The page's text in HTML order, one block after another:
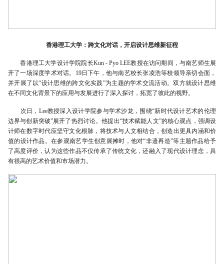
香港理工大学：跨文化对话，开启设计思维新征程
香港理工大学设计学院院长Kun - Pyo LEE教授在访问期间，与南艺师生展
开了一场深度学术对话。19日下午，他与南艺校长张凌浩等校领导亲切会面，
并开展了以“设计思维的跨文化实践”为主题的学术交流活动。双方就设计思维
在不同文化背景下的应用与发展进行了深入探讨，拓宽了彼此的视野。
次日，Lee教授深入设计学院参与学术沙龙，围绕“新时代设计艺术的伦理
边界与创新突破”展开了热烈讨论。他提出“技术赋能人文”的核心观点，强调设
计师在数字时代应坚守文化根脉，将技术与人文相结合，创造出更具内涵和价
值的设计作品。在参观南艺学生创意展摊时，他对“非遗再造”等主题作品给予
了高度评价，认为这些作品不仅传承了传统文化，还融入了现代设计理念，具
有很高的艺术价值和市场潜力。